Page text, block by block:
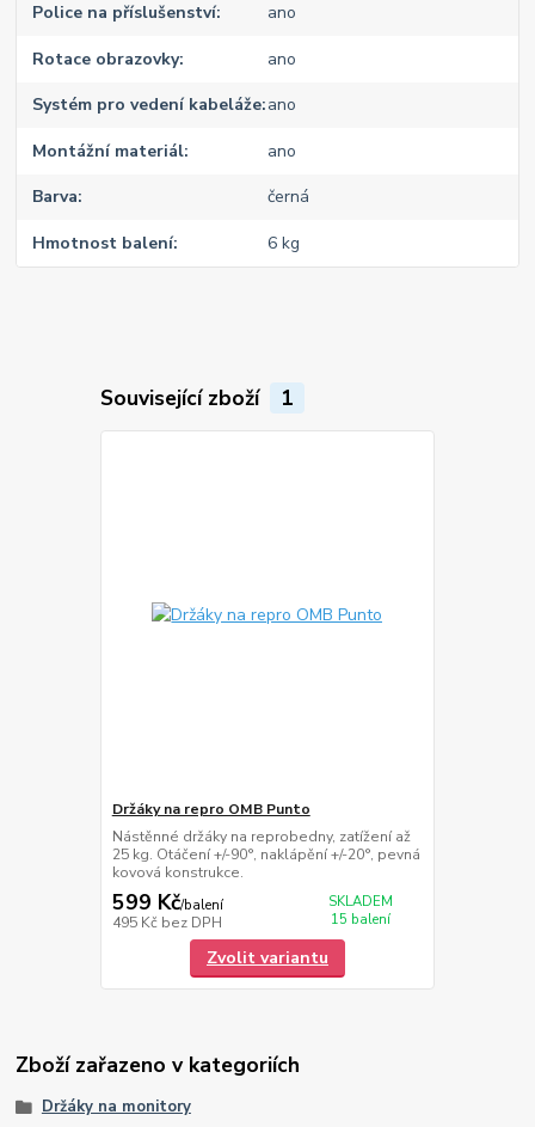
Police na příslušenství ano
Rotace obrazovky ano
Systém pro vedení kabeláže ano
Montážní materiál ano
Barva černá
Hmotnost balení 6 kg
Související zboží 1
Držáky na repro OMB Punto
Nástěnné držáky na reprobedny, zatížení až
25 kg. Otáčení +/-90°, naklápění +/-20°, pevná
kovová konstrukce.
599 Kč/balení
495 Kč bez DPH
SKLADEM
15 balení
Zvolit variantu
Zboží zařazeno v kategoriích
Držáky na monitory